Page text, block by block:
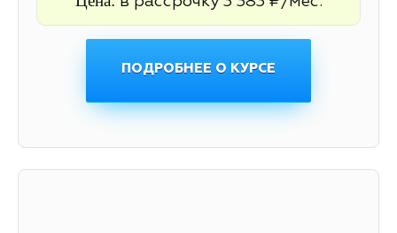
ПОДРОБНЕЕ О КУРСЕ